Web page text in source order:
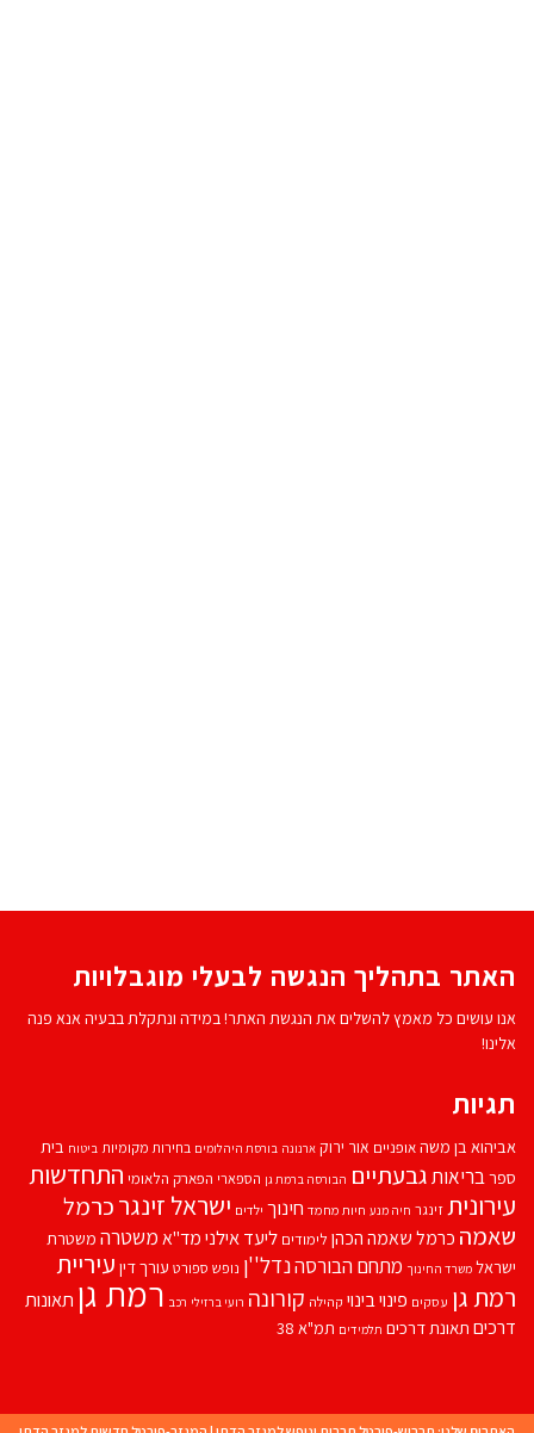
האתר בתהליך הנגשה לבעלי מוגבלויות
אנו עושים כל מאמץ להשלים את הנגשת האתר! במידה ונתקלת בבעיה אנא פנה
אלינו!
תגיות
אביהוא בן משהאופניים אור ירוק ארנונה בורסת היהלומים בחירות מקומיות ביטוח בית
ספרבריאותגבעתיים הבורסה ברמת גן הספארי הפארק הלאומי התחדשות
עירוניתזינגר חיה מנע חיות מחמד חינוך ילדים ישראל זינגרכרמל
שאמה כרמל שאמה הכהן לימודים ליעד אילנימד''אמשטרה משטרת
ישראל משרד החינוך מתחם הבורסהנדל''ן נופש ספורט עורך דין עיריית
רמת גן עסקים פינוי בינוי קהילה קורונה רועי ברזילי רכב רמת גן תאונות
דרכים תאונת דרכים תלמידים תמ"א 38